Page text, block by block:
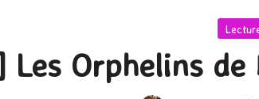
Posted
Les Orphelins